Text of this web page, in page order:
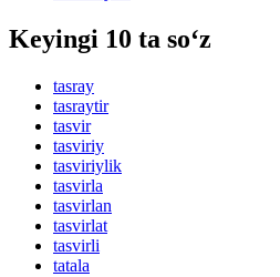
Keyingi 10 ta so‘z
tasray
tasraytir
tasvir
tasviriy
tasviriylik
tasvirla
tasvirlan
tasvirlat
tasvirli
tatala